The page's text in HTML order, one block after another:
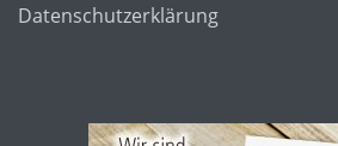
Datenschutzerklärung